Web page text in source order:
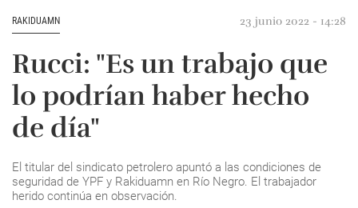
RAKIDUAMN 23 junio 2022 - 14:28
Rucci: "Es un trabajo que
lo podrían haber hecho
de día"
El titular del sindicato petrolero apuntó a las condiciones de
seguridad de YPF y Rakiduamn en Río Negro. El trabajador
herido continúa en observación.